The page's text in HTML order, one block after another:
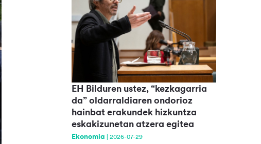
EH Bilduren ustez, “kezkagarria
da” oldarraldiaren ondorioz
hainbat erakundek hizkuntza
eskakizunetan atzera egitea
Ekonomia 2026-07-29